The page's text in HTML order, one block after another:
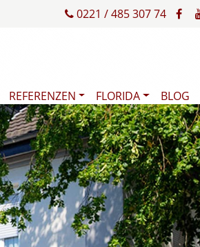
0221 / 485 307 74
REFERENZEN FLORIDA BLOG